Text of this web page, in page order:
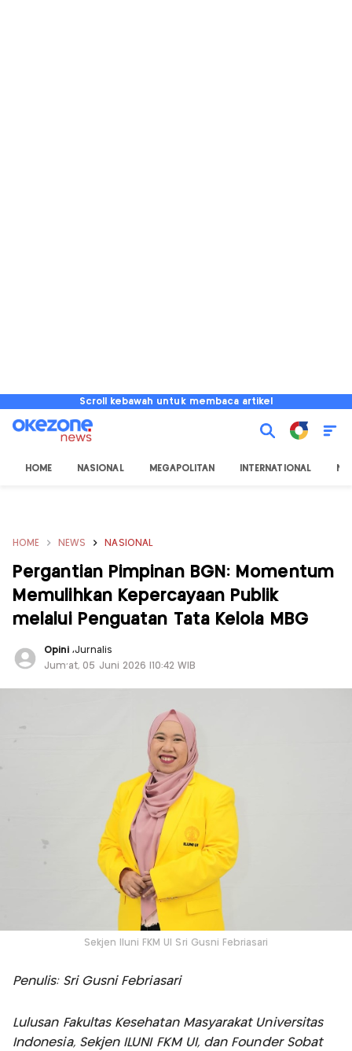
Scroll kebawah untuk membaca artikel
HOME NASIONAL MEGAPOLITAN INTERNATIONAL
HOME NEWS NASIONAL
Pergantian Pimpinan BGN: Momentum
Memulihkan Kepercayaan Publik
melalui Penguatan Tata Kelola MBG
Opini,Jurnalis
Jum'at, 05 Juni 2026 |10:42 WIB
Sekjen Iluni FKM UI Sri Gusni Febriasari
Penulis: Sri Gusni Febriasari
Lulusan Fakultas Kesehatan Masyarakat Universitas
Indonesia, Sekjen ILUNI FKM UI, dan Founder Sobat